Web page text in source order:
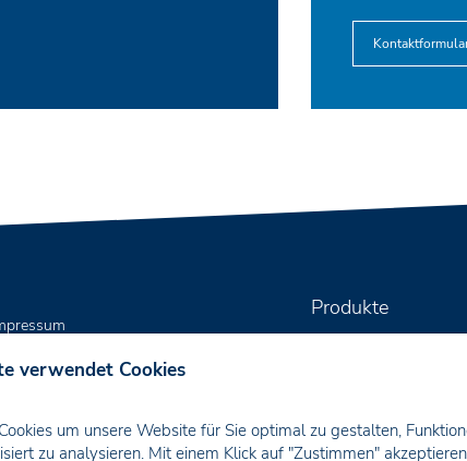
verwendet Cookies
um unsere Website für Sie optimal zu gestalten,
zu analysieren. Mit einem Klick auf "Zustimmen"
Produkte
KNX Systemgeräte